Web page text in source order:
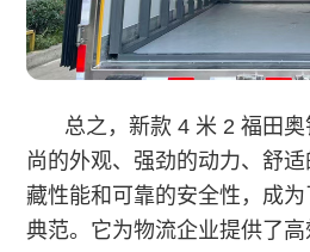
总之，新款 4 米 2 福田
尚的外观、强劲的动力、舒
藏性能和可靠的安全性，成
典范。它为物流企业提供了